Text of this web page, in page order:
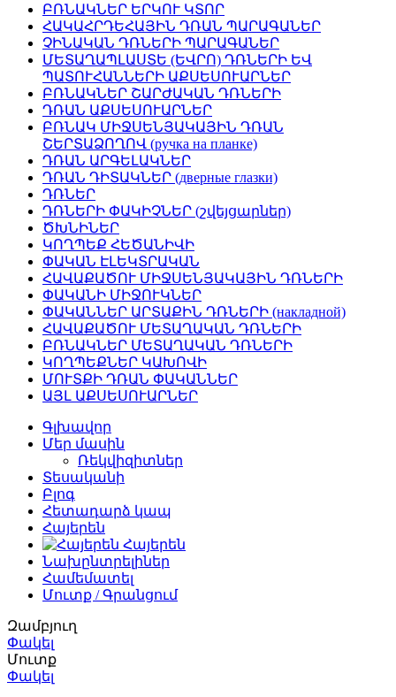
ԲՌՆԱԿՆԵՐ ԵՐԿՈՒ ԿՏՈՐ
ՀԱԿԱՀՐԴԵՀԱՅԻՆ ԴՌԱՆ ՊԱՐԱԳԱՆԵՐ
ՉԻՆԱԿԱՆ ԴՌՆԵՐԻ ՊԱՐԱԳԱՆԵՐ
ՄԵՏԱՂԱՊԼԱՍՏԵ (ԵՎՐՈ) ԴՌՆԵՐԻ ԵՎ
ՊԱՏՈՒՀԱՆՆԵՐԻ ԱՔՍԵՍՈՒԱՐՆԵՐ
ԲՌՆԱԿՆԵՐ ՇԱՐԺԱԿԱՆ ԴՌՆԵՐԻ
ԴՌԱՆ ԱՔՍԵՍՈՒԱՐՆԵՐ
ԲՌՆԱԿ ՄԻՋՍԵՆՅԱԿԱՅԻՆ ԴՌԱՆ
ՇԵՐՏԱՁՈՂՈՎ (ручка на планке)
ԴՌԱՆ ԱՐԳԵԼԱԿՆԵՐ
ԴՌԱՆ ԴԻՏԱԿՆԵՐ (дверные глазки)
ԴՌՆԵՐ
ԴՌՆԵՐԻ ՓԱԿԻՉՆԵՐ (շվեյցարներ)
ԾԽՆԻՆԵՐ
ԿՈՂՊԵՔ ՀԵԾԱՆԻՎԻ
ՓԱԿԱՆ ԷԼԵԿՏՐԱԿԱՆ
ՀԱՎԱՔԱԾՈՒ ՄԻՋՍԵՆՅԱԿԱՅԻՆ ԴՌՆԵՐԻ
ՓԱԿԱՆԻ ՄԻՋՈՒԿՆԵՐ
ՓԱԿԱՆՆԵՐ ԱՐՏԱՔԻՆ ԴՌՆԵՐԻ (накладной)
ՀԱՎԱՔԱԾՈՒ ՄԵՏԱՂԱԿԱՆ ԴՌՆԵՐԻ
ԲՌՆԱԿՆԵՐ ՄԵՏԱՂԱԿԱՆ ԴՌՆԵՐԻ
ԿՈՂՊԵՔՆԵՐ ԿԱԽՈՎԻ
ՄՈՒՏՔԻ ԴՌԱՆ ՓԱԿԱՆՆԵՐ
ԱՅԼ ԱՔՍԵՍՈՒԱՐՆԵՐ
Գլխավոր
Մեր մասին
Ռեկվիզիտներ
Տեսականի
Բլոգ
Հետադարձ կապ
Հայերեն
Հայերեն
Նախընտրելիներ
Համեմատել
Մուտք / Գրանցում
Զամբյուղ
Փակել
Մուտք
Փակել